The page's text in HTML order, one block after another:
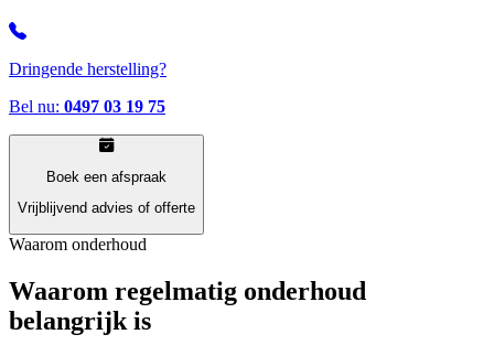
Dringende herstelling?
Bel nu: 0497 03 19 75
Boek een afspraak
Vrijblijvend advies of offerte
Waarom onderhoud
Waarom regelmatig onderhoud
belangrijk is